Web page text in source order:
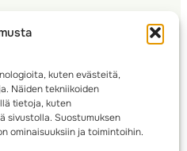
kuten evästeitä,
Näiden tekniikoiden
tietoja, kuten
sivustolla. Suostumuksen
ominaisuuksiin ja toimintoihin.